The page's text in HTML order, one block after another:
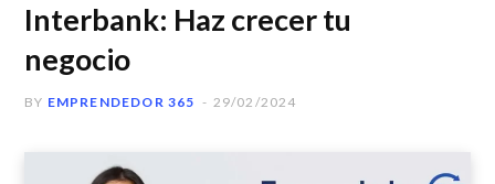
Interbank: Haz crecer tu
negocio
BY EMPRENDEDOR 365 29/02/2024